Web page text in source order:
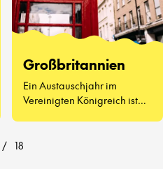
Großbritannien
Ein Austauschjahr im
Vereinigten Königreich ist
/ 18